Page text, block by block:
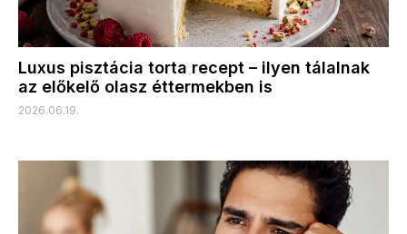
Luxus pisztácia torta recept – ilyen tálalnak
az előkelő olasz éttermekben is
2026.06.19.